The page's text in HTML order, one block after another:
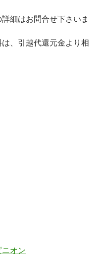
細はお問合せ下さいま
、引越代還元金より相
オン